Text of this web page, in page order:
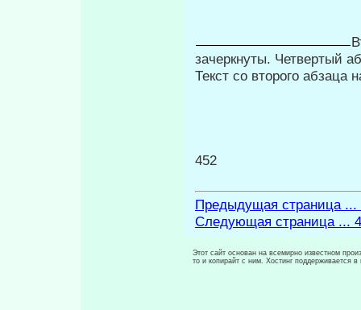
зачеркнуты. Четвертый
Текст со второго
452
Предыдущая страница ...
Следующая страница ...
Этот сайт основан на всемирно известном
то и копирайт с ним. Хостинг поддерживается